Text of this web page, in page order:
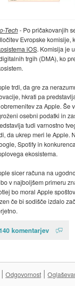
Tech- Po pričakovanjih
Evropske komisije,
iOS. Komisija je
trgih (DMA), ko
trdi, da gre za
hkrati pa
za Apple. Še
osebni podatki in
tudi varnostno
da ukrep meri le Apple.
Spotify in
ekosistema.
sicer računa na
v najboljšem primeru
bo moral Apple
če bi sodišče izdalo
140 komentarjev
Odgovornost